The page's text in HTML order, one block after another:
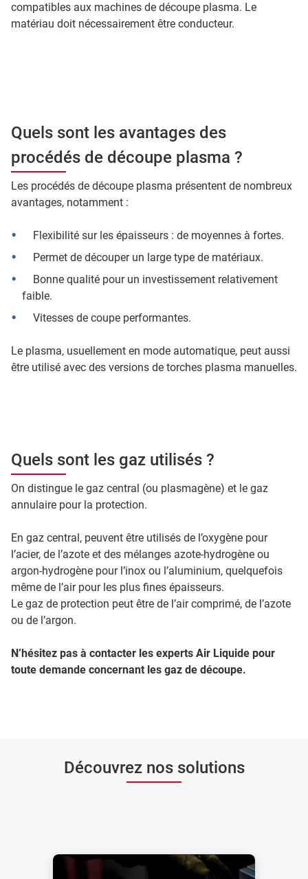
compatibles aux machines de découpe plasma. Le
matériau doit nécessairement être conducteur.
Quels sont les avantages des
procédés de découpe plasma ?
Les procédés de découpe plasma présentent de nombreux
avantages, notamment :
Flexibilité sur les épaisseurs : de moyennes à fortes.
Permet de découper un large type de matériaux.
Bonne qualité pour un investissement relativement
faible.
Vitesses de coupe performantes.
Le plasma, usuellement en mode automatique, peut aussi
être utilisé avec des versions de torches plasma manuelles.
Quels sont les gaz utilisés ?
On distingue le gaz central (ou plasmagène) et le gaz
annulaire pour la protection.
En gaz central, peuvent être utilisés de l’oxygène pour
l’acier, de l’azote et des mélanges azote-hydrogène ou
argon-hydrogène pour l’inox ou l’aluminium, quelquefois
même de l’air pour les plus fines épaisseurs.
Le gaz de protection peut être de l’air comprimé, de l’azote
ou de l’argon.
N’hésitez pas à contacter les experts Air Liquide pour
toute demande concernant les gaz de découpe.
Découvrez nos solutions